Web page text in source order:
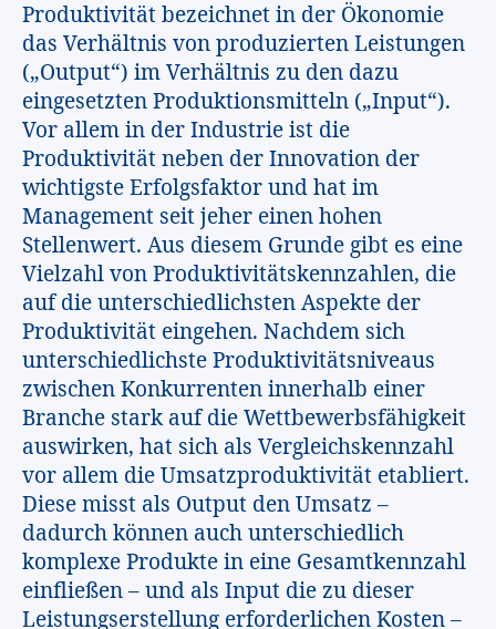
Produktivität bezeichnet in der Ökonomie
das Verhältnis von produzierten Leistungen
(„Output“) im Verhältnis zu den dazu
eingesetzten Produktionsmitteln („Input“).
Vor allem in der Industrie ist die
Produktivität neben der Innovation der
wichtigste Erfolgsfaktor und hat im
Management seit jeher einen hohen
Stellenwert. Aus diesem Grunde gibt es eine
Vielzahl von Produktivitätskennzahlen, die
auf die unterschiedlichsten Aspekte der
Produktivität eingehen. Nachdem sich
unterschiedlichste Produktivitätsniveaus
zwischen Konkurrenten innerhalb einer
Branche stark auf die Wettbewerbsfähigkeit
auswirken, hat sich als Vergleichskennzahl
vor allem die Umsatzproduktivität etabliert.
Diese misst als Output den Umsatz –
dadurch können auch unterschiedlich
komplexe Produkte in eine Gesamtkennzahl
einfließen – und als Input die zu dieser
Leistungserstellung erforderlichen Kosten –